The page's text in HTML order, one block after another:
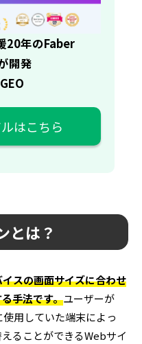
20年のFaber
開発
はこちら
とは？
スの画面サイズに合わせ
手法です。ユーザーが
用していた端末によっ
ることができるWebサイ